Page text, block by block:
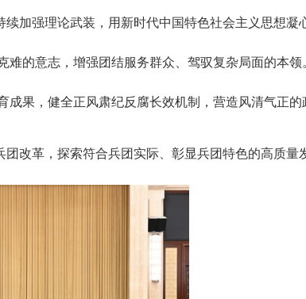
加强理论武装，用新时代中国特色社会主义思想凝
的意志，增强团结服务群众、驾驭复杂局面的本领
果，健全正风肃纪反腐长效机制，营造风清气正的
改革，探索符合兵团实际、彰显兵团特色的高质量